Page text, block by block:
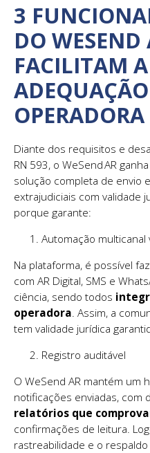
3
DO WESEND
FACILITAM A
OPERADORA
Diante dos requisitos e
RN 593, o WeSend AR
solução completa de envio
extrajudiciais com validade
porque garante:
Automação multicanal
Na plataforma, é possível
com AR Digital, SMS e
ciência, sendo todos
operadora. Assim, a
tem validade jurídica
Registro auditável
O WeSend AR mantém um
notificações enviadas, com
relatórios que
confirmações de leitura.
rastreabilidade e o